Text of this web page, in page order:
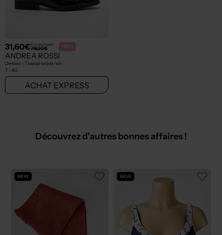
31,60€Prix boutique :
79,00€ -60%
ANDREA ROSSI
Derbies - Tissage satiné noir
T : 40
ACHAT EXPRESS
Découvrez d'autres bonnes affaires !
NEW NEW